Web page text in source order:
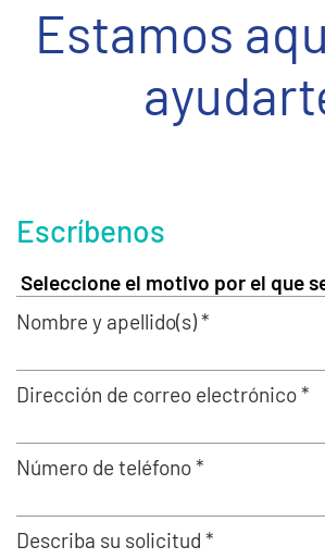
Estamos
Escríbenos
Nombre y apellido(s) *
Dirección de correo electrónico *
Número de teléfono *
Describa su solicitud *